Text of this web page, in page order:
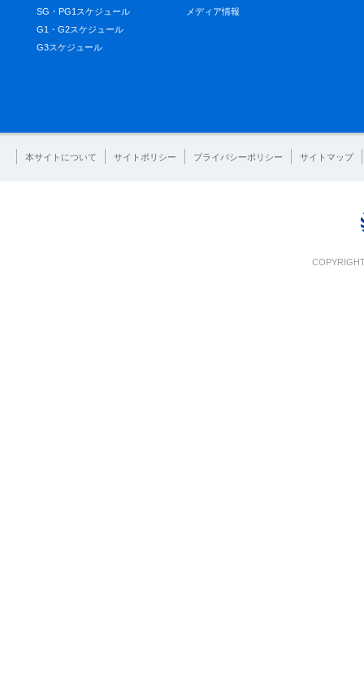
SG・PG1スケジュール
G1・G2スケジュール
G3スケジュール
メディア情報
本サイトについて サイトポリシー プライバシーポリシー サイトマップ